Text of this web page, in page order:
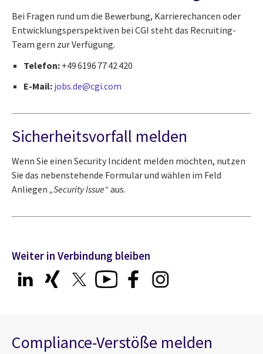
Bei Fragen rund um die Bewerbung, Karrierechancen oder
Entwicklungsperspektiven bei CGI steht das Recruiting-
Team gern zur Verfügung.
Telefon: +49 6196 77 42 420
E-Mail: jobs.de@cgi.com
Sicherheitsvorfall melden
Wenn Sie einen Security Incident melden möchten, nutzen
Sie das nebenstehende Formular und wählen im Feld
Anliegen „Security Issue“aus.
Weiter in Verbindung bleiben
Compliance-Verstöße melden